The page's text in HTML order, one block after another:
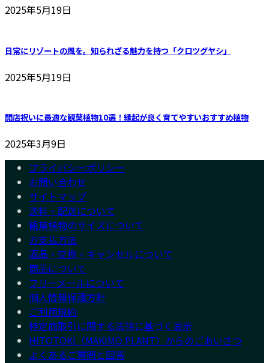
2025年5月19日
日常にリゾートの風を。知られざる魅力を持つ「クロツグヤシ」
2025年5月19日
開店祝いに最適な観葉植物10選！縁起が良く育てやすいおすすめ植物
2025年3月9日
プライバシーポリシー
お問い合わせ
サイトマップ
送料・配送について
観葉植物のサイズについて
お支払方法
返品・交換・キャンセルについて
商品について
フリーメールについて
個人情報保護方針
ご利用規約
特定商取引に関する法律に基づく表示
HITOTOKI（MAKIMO PLANT）からのごあいさつ
よくあるご質問と回答